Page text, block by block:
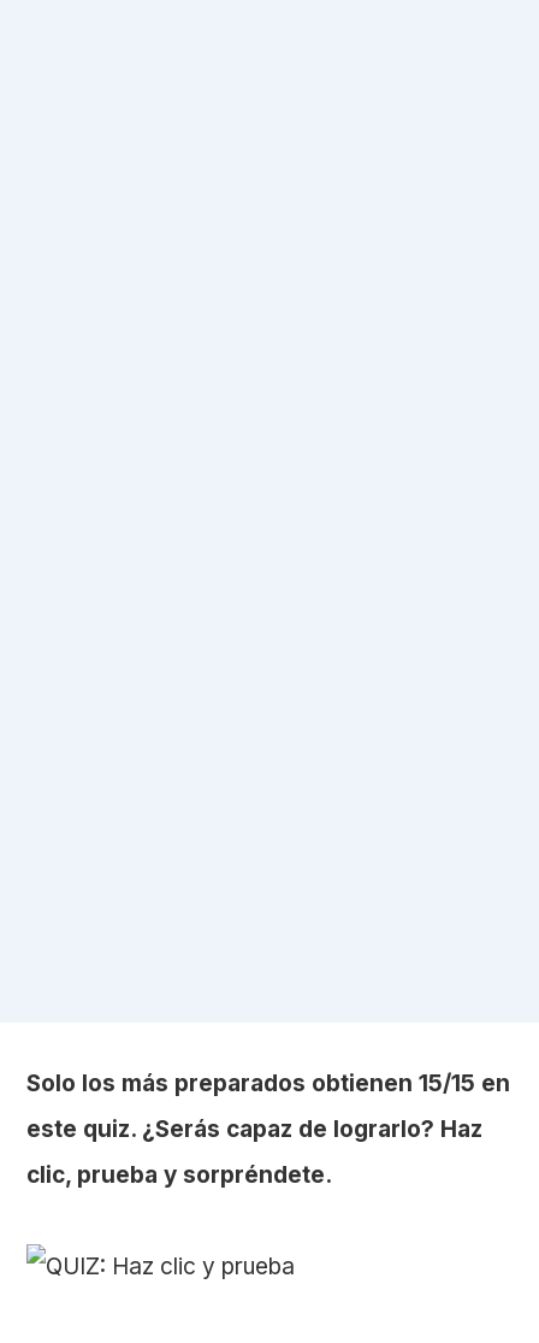
Solo los más preparados obtienen 15/15 en
este quiz. ¿Serás capaz de lograrlo? Haz
clic, prueba y sorpréndete.